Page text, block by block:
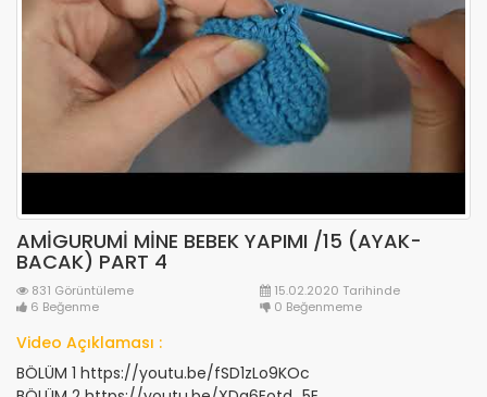
AMİGURUMİ MİNE BEBEK YAPIMI /15 (AYAK-
BACAK) PART 4
831 Görüntüleme
15.02.2020 Tarihinde
6 Beğenme
0 Beğenmeme
Video Açıklaması :
BÖLÜM 1 https://youtu.be/fSD1zLo9KOc